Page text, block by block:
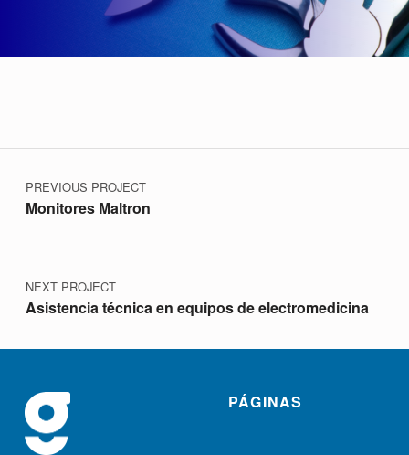
Skip back to main navigation
Navegación de entradas
PREVIOUS PROJECT
Monitores Maltron
NEXT PROJECT
Asistencia técnica en equipos de electromedicina
PÁGINAS